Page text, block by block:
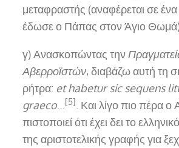
μεταφραστής (αναφέρεται σε ένα
έδωσε ο Πάπας στον Άγιο
γ) Ανασκοπώντας την
Αβερροϊστών, διαβάζω αυτή τη
ρήτρα: et habetur sic sequens
graeco
[5] . Και λίγο πιο πέρα ​​ο
πιστοποιεί ότι έχει δει το
της αριστοτελικής γραφής για